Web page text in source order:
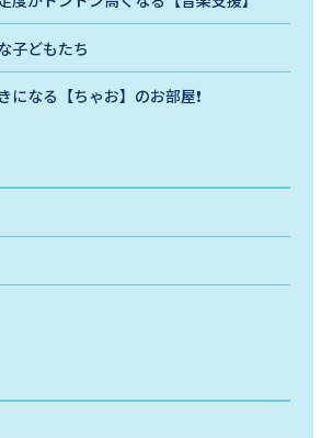
子どもたち
になる【ちゃお】のお部屋❗️